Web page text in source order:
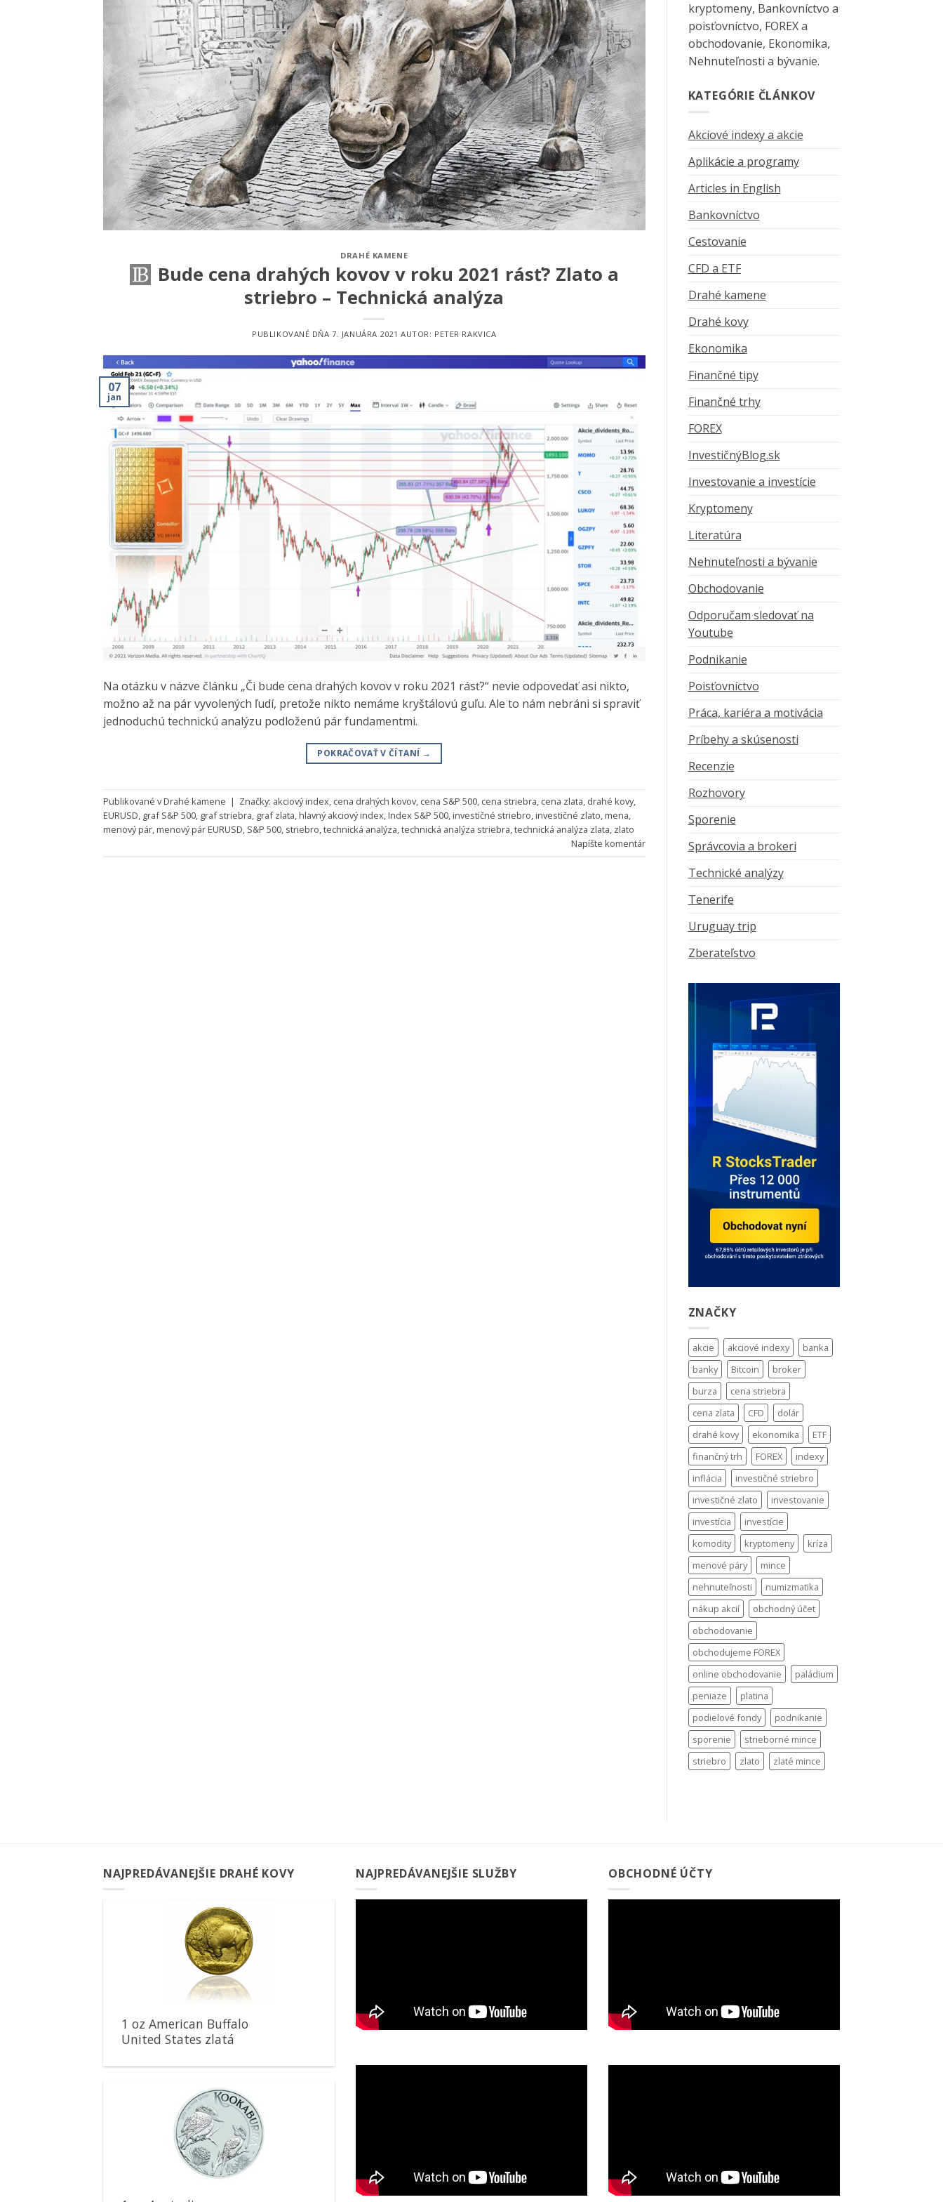
DRAHÉ KAMENE
Bude cena drahých kovov v roku 2021 rásť? Zlato a
striebro – Technická analýza
PUBLIKOVANÉ DŇA7. JANUÁRA 2021 AUTOR: PETER RAKVICA
07
jan
Na otázku v názve článku „Či bude cena drahých kovov v roku 2021 rásť?“ nevie odpovedať asi nikto,
možno až na pár vyvolených ľudí, pretože nikto nemáme kryštálovú guľu. Ale to nám nebráni si spraviť
jednoduchú technickú analýzu podloženú pár fundamentmi.
POKRAČOVAŤ V ČÍTANÍ →
Publikované vDrahé kamene | Značky: akciový index, cena drahých kovov, cena S&P 500, cena striebra, cena zlata, drahé kovy,
EURUSD, graf S&P 500, graf striebra, graf zlata,hlavný akciový index,Index S&P 500,investičné striebro,investičné zlato,mena,
menový pár,menový pár EURUSD, S&P 500, striebro,technická analýza,technická analýza striebra,technická analýza zlata, zlato
Napíšte komentár
kryptomeny, Bankovníctvo a
poisťovníctvo, FOREX a
obchodovanie, Ekonomika,
Nehnuteľnosti a bývanie.
KATEGÓRIE ČLÁNKOV
Akciové indexy a akcie
Aplikácie a programy
Articles in English
Bankovníctvo
Cestovanie
CFD a ETF
Drahé kamene
Drahé kovy
Ekonomika
Finančné tipy
Finančné trhy
FOREX
InvestičnýBlog.sk
Investovanie a investície
Kryptomeny
Literatúra
Nehnuteľnosti a bývanie
Obchodovanie
Odporučam sledovať na
Youtube
Podnikanie
Poisťovníctvo
Práca, kariéra a motivácia
Príbehy a skúsenosti
Recenzie
Rozhovory
Sporenie
Správcovia a brokeri
Technické analýzy
Tenerife
Uruguay trip
Zberateľstvo
ZNAČKY
akcie akciové indexy
banka
banky
Bitcoin
broker
burza
cena striebra
cena zlata
CFD
dolár
drahé kovy
ekonomika
ETF
finančný trh
FOREX
indexy
inflácia
investičné striebro
investičné zlato
investovanie
investícia
investície
komodity
kryptomeny
kríza
menové páry
mince
nehnuteľnosti
numizmatika
nákup akcií
obchodný účet
obchodovanie
obchodujeme FOREX
online obchodovanie
paládium
peniaze
platina
podielové fondy
podnikanie
sporenie
strieborné mince
striebro
zlato zlaté mince
NAJPREDÁVANEJŠIE DRAHÉ KOVY
Pridať k
obľúbeným
1 oz American Buffalo
United States zlatá
Pridať k
obľúbeným
NAJPREDÁVANEJŠIE SLUŽBY OBCHODNÉ ÚČTY